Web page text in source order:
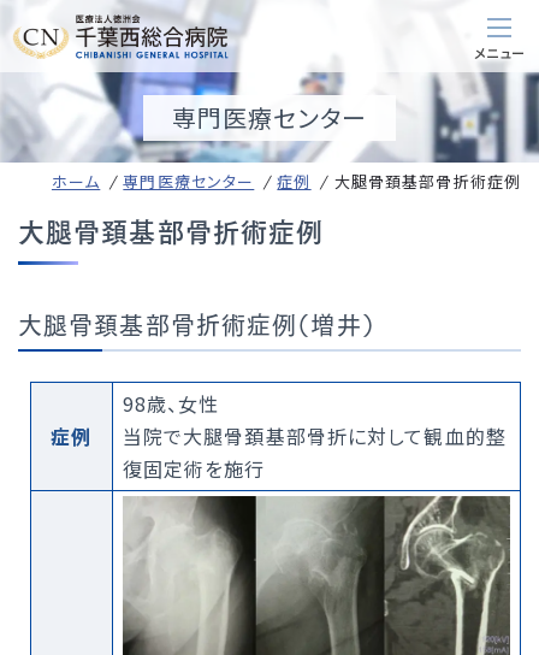
専門医療センター
ホーム 専門医療センター 症例 大腿骨頚基部骨折術症例
大腿骨頚基部骨折術症例
大腿骨頚基部骨折術症例（増井）
症例
98歳、女性
当院で大腿骨頚基部骨折に対して観血的整
復固定術を施行